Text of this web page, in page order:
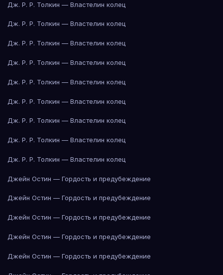
Дж. Р. Р. Толкин — Властелин колец
Дж. Р. Р. Толкин — Властелин колец
Дж. Р. Р. Толкин — Властелин колец
Дж. Р. Р. Толкин — Властелин колец
Дж. Р. Р. Толкин — Властелин колец
Дж. Р. Р. Толкин — Властелин колец
Дж. Р. Р. Толкин — Властелин колец
Дж. Р. Р. Толкин — Властелин колец
Дж. Р. Р. Толкин — Властелин колец
Джейн Остин — Гордость и предубеждение
Джейн Остин — Гордость и предубеждение
Джейн Остин — Гордость и предубеждение
Джейн Остин — Гордость и предубеждение
Джейн Остин — Гордость и предубеждение